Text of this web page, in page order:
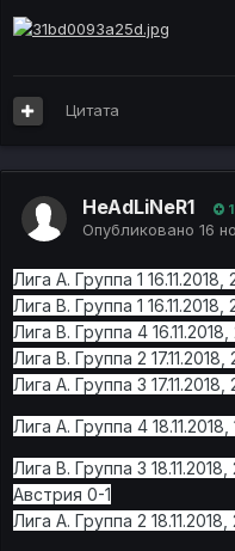
Цитата
HeAdLiNeR1 1
Опубликовано 16
Лига A. Группа 1
Лига B. Группа 1
Лига B. Группа 4
Лига B. Группа 2
Лига A. Группа 3
Лига A. Группа 4
Лига B. Группа 3
Австрия 0-1
Лига A. Группа 2